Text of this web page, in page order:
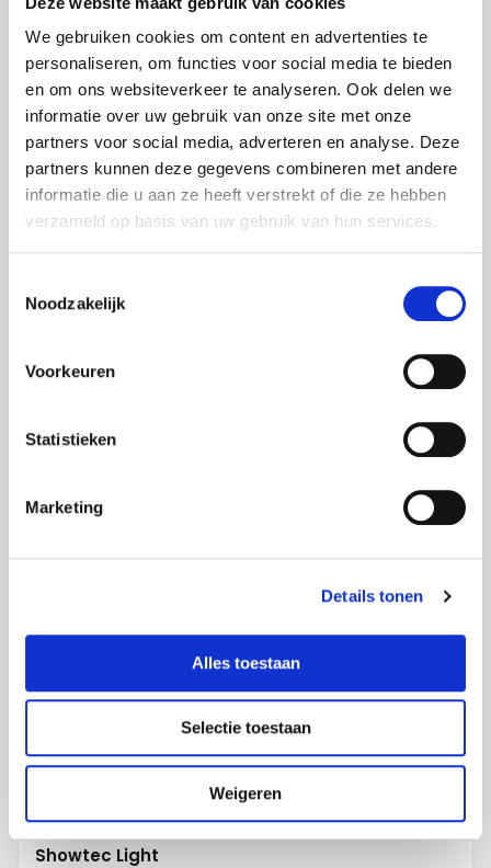
We gebruiken cookies om content en advertenties te
personaliseren, om functies voor social media te bieden
en om ons websiteverkeer te analyseren. Ook delen we
informatie over uw gebruik van onze site met onze
partners voor social media, adverteren en analyse. Deze
partners kunnen deze gegevens combineren met andere
informatie die u aan ze heeft verstrekt of die ze hebben
verzameld op basis van uw gebruik van hun services.
Noodzakelijk
Voorkeuren
Statistieken
Marketing
Details tonen
Alles toestaan
Selectie toestaan
Weigeren
Lifesize Videoconferencing
LG Displays
LG Videowände
Martin Harman Licht
Meyer Sound Lautsprecher
MS Surface Hub 2S
Optoma Projektoren
Panasonic Kameras
Polycom Videokonferenz
Samsung Displays
Sharp WCD
Showtec Light